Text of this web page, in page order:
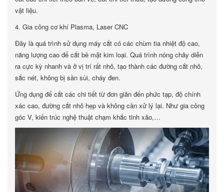
vật liệu.
4. Gia công cơ khí Plasma, Laser CNC
Đây là quá trình sử dụng máy cắt có các chùm tia nhiệt độ cao,
năng lượng cao để cắt bề mặt kim loại. Quá trình nóng chảy diễn
ra cực kỳ nhanh và ở vị trí rất nhỏ, tạo thành các đường cắt nhỏ,
sắc nét, không bị sần sùi, cháy đen.
Ứng dụng để cắt các chi tiết từ đơn giản đến phức tạp, độ chính
xác cao, đường cắt nhỏ hẹp và không cần xử lý lại. Như gia công
góc V, kiến trúc nghệ thuật chạm khắc tinh xảo,…